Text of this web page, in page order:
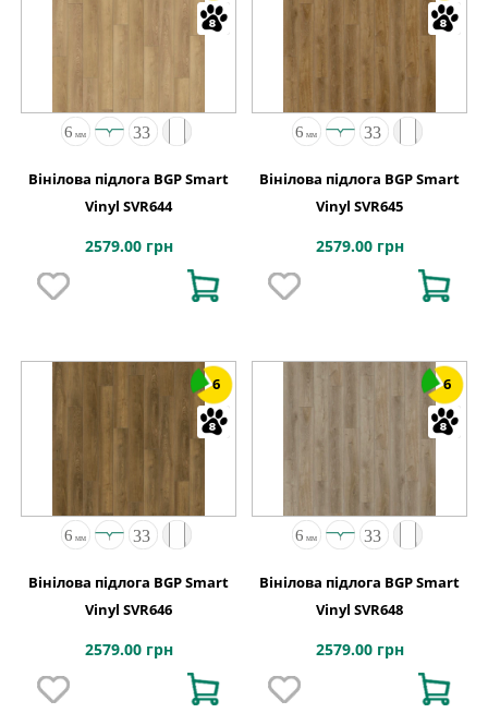
Вінілова підлога BGP Smart
Vinyl SVR644
2579.00 грн
Вінілова підлога BGP Smart
Vinyl SVR645
2579.00 грн
6
Вінілова підлога BGP Smart
Vinyl SVR646
2579.00 грн
6
Вінілова підлога BGP Smart
Vinyl SVR648
2579.00 грн